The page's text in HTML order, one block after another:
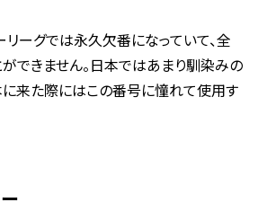
ーグでは永久欠番になっていて、全
できません。日本ではあまり馴染みの
に来た際にはこの番号に憧れて使用す